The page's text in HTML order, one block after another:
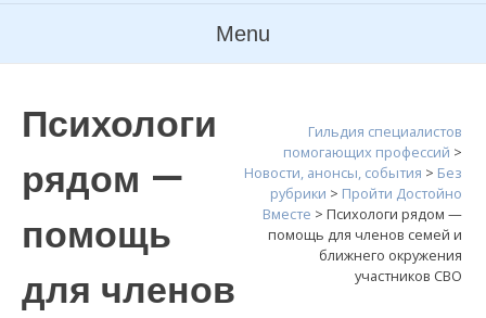
Menu
Психологи
рядом —
помощь
для членов
Гильдия специалистов
помогающих профессий >
Новости, анонсы, события > Без
рубрики > Пройти Достойно
Вместе > Психологи рядом —
помощь для членов семей и
ближнего окружения
участников СВО